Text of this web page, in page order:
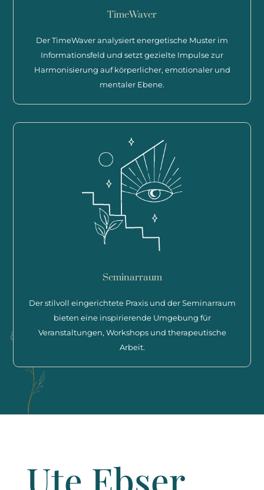
TimeWaver
Der TimeWaver analysiert energetische Muster im
Informationsfeld und setzt gezielte Impulse zur
Harmonisierung auf körperlicher, emotionaler und
mentaler Ebene.
Seminarraum
Der stilvoll eingerichtete Praxis und der Seminarraum
bieten eine inspirierende Umgebung für
Veranstaltungen, Workshops und therapeutische
Arbeit.
Ute Ebser